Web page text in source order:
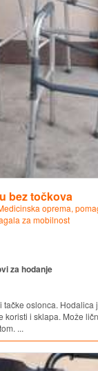
bez točkova
oprema,
za mobilnost
za hodanje
oslonca. Hodalica
koristi i sklapa. Može
...